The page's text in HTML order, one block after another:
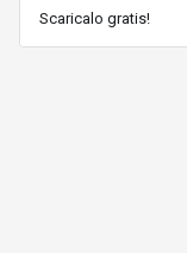
Scaricalo gratis!